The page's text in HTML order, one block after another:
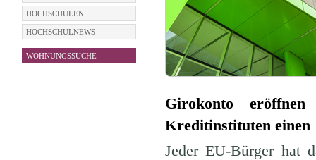
HOCHSCHULEN
HOCHSCHULNEWS
WOHNUNGSSUCHE
Girokonto
Kreditinstituten einen
Jeder EU-Bürger hat